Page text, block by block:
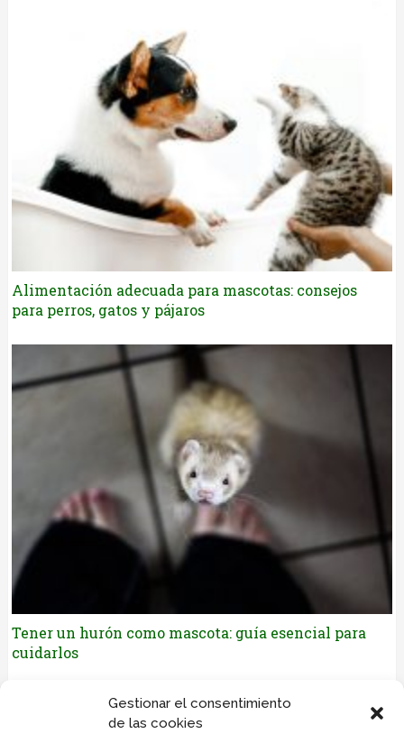
Gestionar el consentimiento
de las cookies
Alimentación adecuada para mascotas: consejos
para perros, gatos y pájaros
Tener un hurón como mascota: guía esencial para
cuidarlos
Déjanos tus comentarios